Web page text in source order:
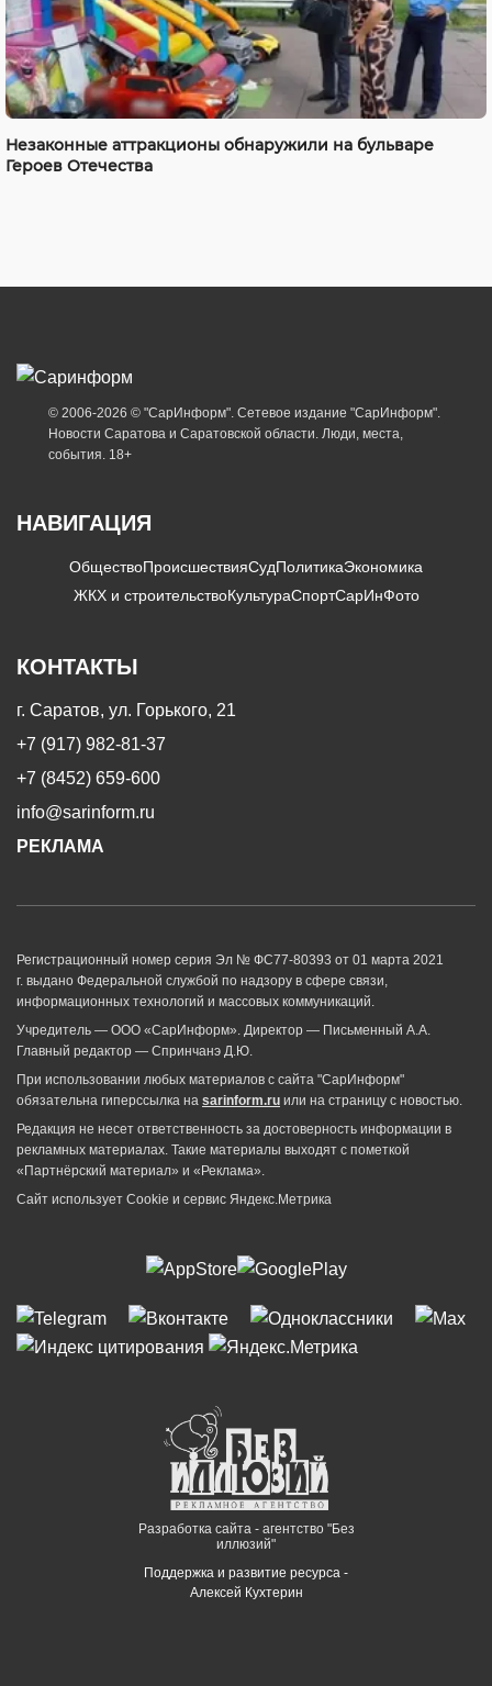
Незаконные аттракционы обнаружили на бульваре
Героев Отечества
© 2006-2026 © "СарИнформ". Сетевое издание "СарИнформ".
Новости Саратова и Саратовской области. Люди, места,
события. 18+
НАВИГАЦИЯ
ОбществоПроисшествияСудПолитикаЭкономика
ЖКХ и строительствоКультураСпортСарИнФото
КОНТАКТЫ
г. Саратов, ул. Горького, 21
+7 (917) 982-81-37
+7 (8452) 659-600
info@sarinform.ru
РЕКЛАМА
Регистрационный номер серия Эл № ФС77-80393 от 01 марта 2021
г. выдано Федеральной службой по надзору в сфере связи,
информационных технологий и массовых коммуникаций.
Учредитель — ООО «СарИнформ». Директор — Письменный А.А.
Главный редактор — Спринчанэ Д.Ю.
При использовании любых материалов с сайта "СарИнформ"
обязательна гиперссылка на sarinform.ru или на страницу с новостью.
Редакция не несет ответственность за достоверность информации в
рекламных материалах. Такие материалы выходят с пометкой
«Партнёрский материал» и «Реклама».
Сайт использует Cookie и сервиc Яндекс.Метрика
Разработка сайта - агентство "Без
иллюзий"
Поддержка и развитие ресурса -
Алексей Кухтерин